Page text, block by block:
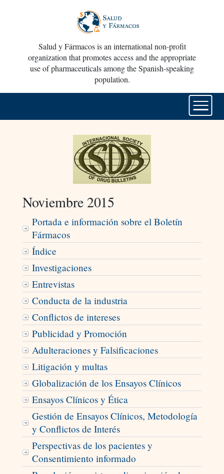
Salud y Fármacos is an international non-profit
organization that promotes access and the appropriate
use of pharmaceuticals among the Spanish-speaking
population.
Noviembre 2015
Portada e información sobre el Boletín
Fármacos
Índice
Investigaciones
Entrevistas
Conducta de la industria
Conflictos de intereses
Publicidad y Promoción
Adulteraciones y Falsificaciones
Litigación y multas
Globalización de los Ensayos Clínicos
Ensayos Clínicos y Ética
Gestión de Ensayos Clínicos, Metodología
y Conflictos de Interés
Perspectivas de los pacientes y
Consentimiento informado